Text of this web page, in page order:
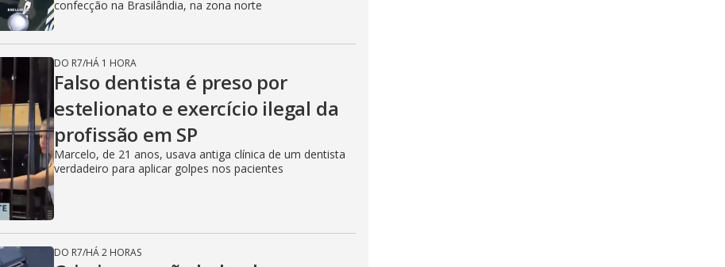
confecção na Brasilândia, na zona norte
DO R7/HÁ 1 HORA
Falso dentista é preso por
estelionato e exercício ilegal da
profissão em SP
Marcelo, de 21 anos, usava antiga clínica de um dentista
verdadeiro para aplicar golpes nos pacientes
DO R7/HÁ 2 HORAS